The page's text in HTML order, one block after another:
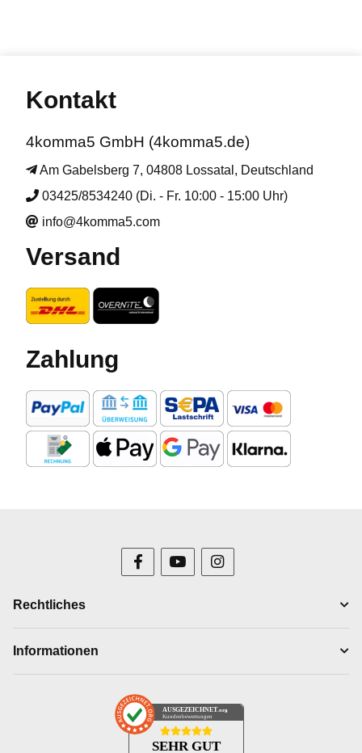
Kontakt
4komma5 GmbH (4komma5.de)
Am Gabelsberg 7, 04808 Lossatal, Deutschland
03425/8534240 (Di. - Fr. 10:00 - 15:00 Uhr)
info@4komma5.com
Versand
Zahlung
Rechtliches
Informationen
AUSGEZEICHNET .org
Kundenbewertungen
SEHR GUT